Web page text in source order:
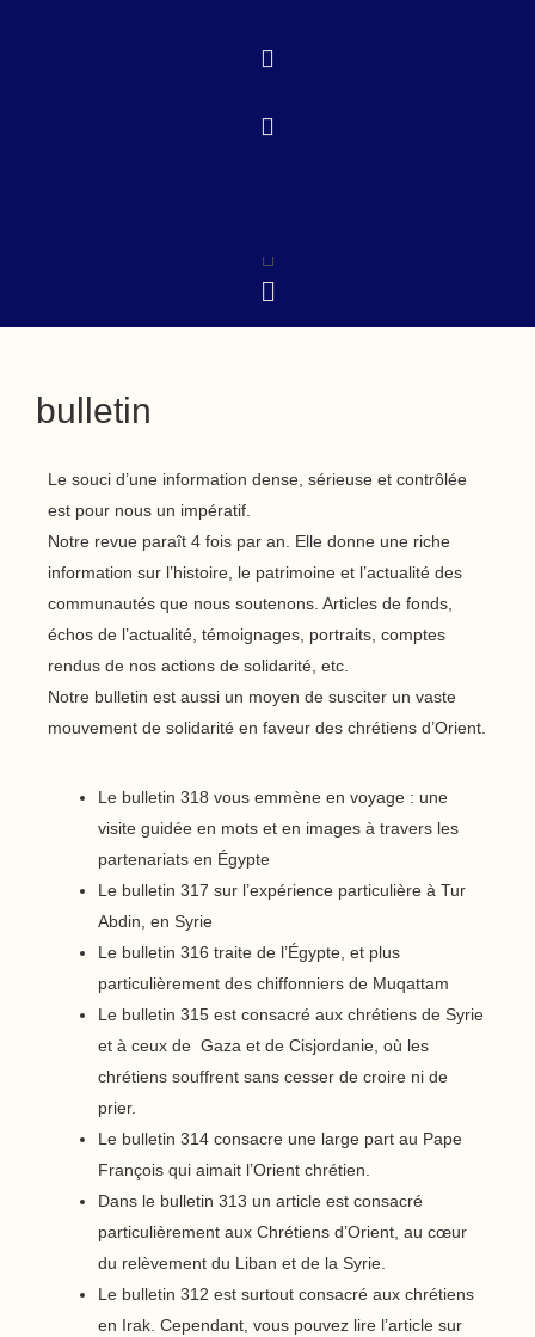
Menu
bulletin
Le souci d’une information dense, sérieuse et contrôlée
est pour nous un impératif.
Notre revue paraît 4 fois par an. Elle donne une riche
information sur l’histoire, le patrimoine et l’actualité des
communautés que nous soutenons. Articles de fonds,
échos de l’actualité, témoignages, portraits, comptes
rendus de nos actions de solidarité, etc.
Notre bulletin est aussi un moyen de susciter un vaste
mouvement de solidarité en faveur des chrétiens d’Orient.
Le bulletin 318 vous emmène en voyage : une
visite guidée en mots et en images à travers les
partenariats en Égypte
Le bulletin 317 sur l’expérience particulière à Tur
Abdin, en Syrie
Le bulletin 316 traite de l’Égypte, et plus
particulièrement des chiffonniers de Muqattam
Le bulletin 315 est consacré aux chrétiens de Syrie
et à ceux de Gaza et de Cisjordanie, où les
chrétiens souffrent sans cesser de croire ni de
prier.
Le bulletin 314 consacre une large part au Pape
François qui aimait l’Orient chrétien.
Dans le bulletin 313 un article est consacré
particulièrement aux Chrétiens d’Orient, au cœur
du relèvement du Liban et de la Syrie.
Le bulletin 312 est surtout consacré aux chrétiens
en Irak. Cependant, vous pouvez lire l’article sur